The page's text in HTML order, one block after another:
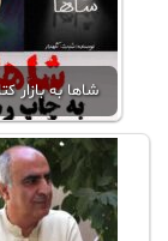
شاها به بازار